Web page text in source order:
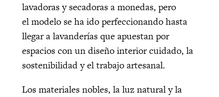
lavadoras y secadoras a monedas, pero
el modelo se ha ido perfeccionando hasta
llegar a lavanderías que apuestan por
espacios con un diseño interior cuidado, la
sostenibilidad y el trabajo artesanal.
Los materiales nobles, la luz natural y la